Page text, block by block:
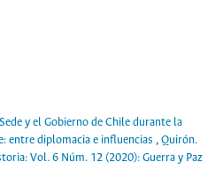
y el Gobierno de Chile durante la
entre diplomacia e influencias , Quirón.
Vol. 6 Núm. 12 (2020): Guerra y Paz